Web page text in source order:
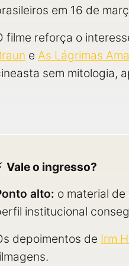
em 16 de
filme reforça o
e As Lágrimas
sem mitologia,
Vale o ingresso?
alto: o material
institucional
depoimentos de Irm